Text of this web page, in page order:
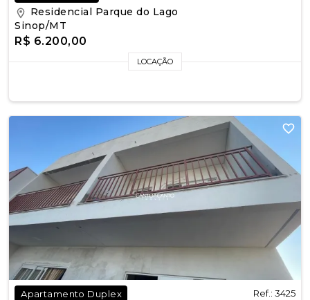
Residencial Parque do Lago
Sinop/MT
R$ 6.200,00
LOCAÇÃO
Apartamento Duplex Ref.: 3425